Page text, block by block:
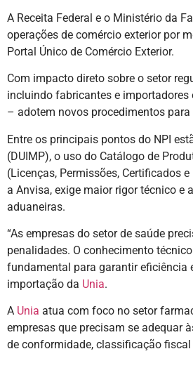
A Receita Federal e o Ministério da
operações de comércio exterior por
Portal Único de Comércio Exterior.
Com impacto direto sobre o setor
incluindo fabricantes e
– adotem novos procedimentos
Entre os principais pontos do NPI
(DUIMP), o uso do Catálogo de
(Licenças, Permissões, Certificados
a Anvisa, exige maior rigor técnico e
aduaneiras.
“As empresas do setor de saúde
penalidades. O conhecimento
fundamental para garantir eficiência
importação da Unia.
A Unia atua com foco no setor
empresas que precisam se adequar
de conformidade, classificação